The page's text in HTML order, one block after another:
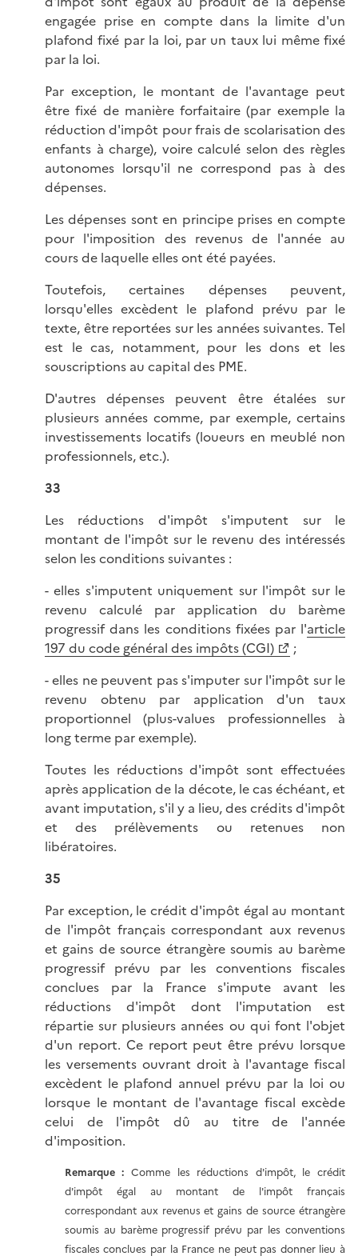
engagée prise en compte dans la limite d'un
plafond fixé par la loi, par un taux lui même fixé
par la loi.
Par exception, le montant de l'avantage peut
être fixé de manière forfaitaire (par exemple la
réduction d'impôt pour frais de scolarisation des
enfants à charge), voire calculé selon des règles
autonomes lorsqu'il ne correspond pas à des
dépenses.
Les dépenses sont en principe prises en compte
pour l'imposition des revenus de l'année au
cours de laquelle elles ont été payées.
Toutefois, certaines dépenses peuvent,
lorsqu'elles excèdent le plafond prévu par le
texte, être reportées sur les années suivantes. Tel
est le cas, notamment, pour les dons et les
souscriptions au capital des PME.
D'autres dépenses peuvent être étalées sur
plusieurs années comme, par exemple, certains
investissements locatifs (loueurs en meublé non
professionnels, etc.).
33
Les réductions d'impôt s'imputent sur le
montant de l'impôt sur le revenu des intéressés
selon les conditions suivantes :
- elles s'imputent uniquement sur l'impôt sur le
revenu calculé par application du barème
progressif dans les conditions fixées par l'article
197 du code général des impôts (CGI)
;
- elles ne peuvent pas s'imputer sur l'impôt sur le
revenu obtenu par application d'un taux
proportionnel (plus-values professionnelles à
long terme par exemple).
Toutes les réductions d'impôt sont effectuées
après application de la décote, le cas échéant, et
avant imputation, s'il y a lieu, des crédits d'impôt
et des prélèvements ou retenues non
libératoires.
35
Par exception, le crédit d'impôt égal au montant
de l'impôt français correspondant aux revenus
et gains de source étrangère soumis au barème
progressif prévu par les conventions fiscales
conclues par la France s'impute avant les
réductions d'impôt dont l'imputation est
répartie sur plusieurs années ou qui font l'objet
d'un report. Ce report peut être prévu lorsque
les versements ouvrant droit à l'avantage fiscal
excèdent le plafond annuel prévu par la loi ou
lorsque le montant de l'avantage fiscal excède
celui de l'impôt dû au titre de l'année
d'imposition.
Remarque : Comme les réductions d'impôt, le crédit
d'impôt égal au montant de l'impôt français
correspondant aux revenus et gains de source étrangère
soumis au barème progressif prévu par les conventions
fiscales conclues par la France ne peut pas donner lieu à